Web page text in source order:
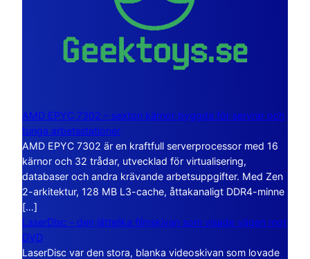
AMD EPYC 7302 – sexton kärnor byggda för servrar och
tunga arbetsstationer
AMD EPYC 7302 är en kraftfull serverprocessor med 16
kärnor och 32 trådar, utvecklad för virtualisering,
databaser och andra krävande arbetsuppgifter. Med Zen
2-arkitektur, 128 MB L3-cache, åttakanaligt DDR4-minne
[…]
LaserDisc – den jättelika filmskivan som visade vägen mot
DVD
LaserDisc var den stora, blanka videoskivan som lovade